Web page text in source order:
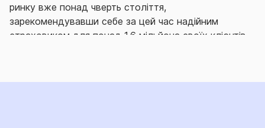
ринку вже понад чверть століття,
зарекомендувавши себе за цей час надійним
страховиком для понад 1,6 мільйона своїх клієнтів,